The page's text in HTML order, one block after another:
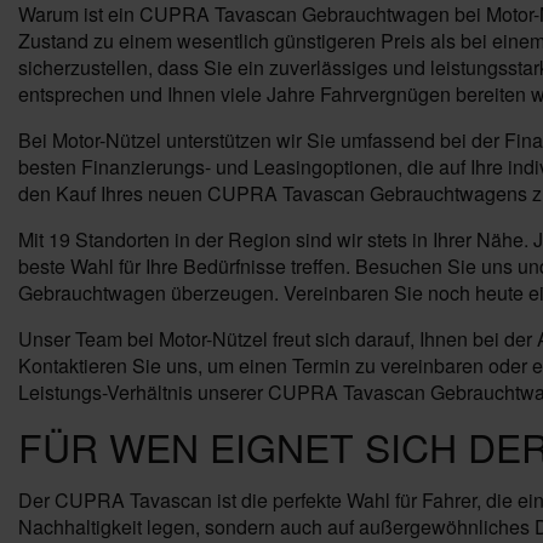
Warum ist ein CUPRA Tavascan Gebrauchtwagen bei
Zustand zu einem wesentlich günstigeren Preis als bei
sicherzustellen, dass Sie ein zuverlässiges und
entsprechen und Ihnen viele Jahre Fahrvergnügen bereiten
Bei Motor-Nützel unterstützen wir Sie umfassend bei der
besten Finanzierungs- und Leasingoptionen, die auf Ihre
den Kauf Ihres neuen CUPRA Tavascan Gebrauchtwagens
Mit 19 Standorten in der Region sind wir stets in Ihrer
beste Wahl für Ihre Bedürfnisse treffen. Besuchen Sie uns
Gebrauchtwagen überzeugen. Vereinbaren Sie noch heute
Unser Team bei Motor-Nützel freut sich darauf, Ihnen bei
Kontaktieren Sie uns, um einen Termin zu vereinbaren
Leistungs-Verhältnis unserer CUPRA Tavascan
FÜR WEN EIGNET SICH
Der CUPRA Tavascan ist die perfekte Wahl für Fahrer, die
Nachhaltigkeit legen, sondern auch auf